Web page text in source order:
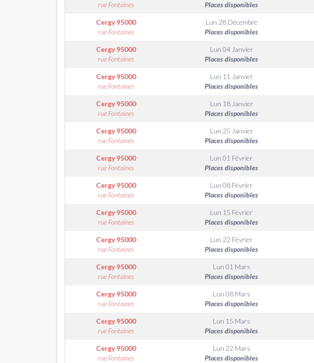
rue Fontaines
Places disponibles
Cergy95000
rue Fontaines
Lun 28 Décembre
Places disponibles
Cergy95000
rue Fontaines
Lun 04 Janvier
Places disponibles
Cergy95000
rue Fontaines
Lun 11 Janvier
Places disponibles
Cergy95000
rue Fontaines
Lun 18 Janvier
Places disponibles
Cergy95000
rue Fontaines
Lun 25 Janvier
Places disponibles
Cergy95000
rue Fontaines
Lun 01 Février
Places disponibles
Cergy95000
rue Fontaines
Lun 08 Février
Places disponibles
Cergy95000
rue Fontaines
Lun 15 Février
Places disponibles
Cergy95000
rue Fontaines
Lun 22 Février
Places disponibles
Cergy95000
rue Fontaines
Lun 01 Mars
Places disponibles
Cergy95000
rue Fontaines
Lun 08 Mars
Places disponibles
Cergy95000
rue Fontaines
Lun 15 Mars
Places disponibles
Cergy95000
rue Fontaines
Lun 22 Mars
Places disponibles